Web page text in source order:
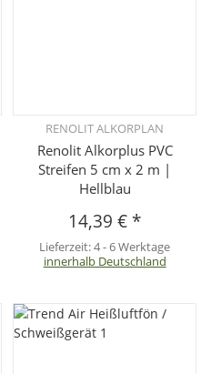
RENOLIT ALKORPLAN
Renolit Alkorplus PVC
Streifen 5 cm x 2 m |
Hellblau
14,39 € *
Lieferzeit:4 - 6 Werktage
innerhalb Deutschland